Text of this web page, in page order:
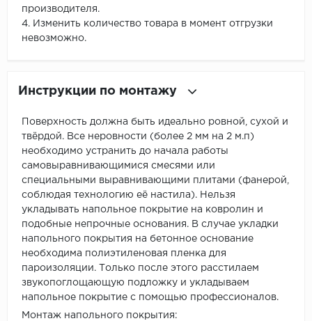
производителя.
4. Изменить количество товара в момент отгрузки
невозможно.
Инструкции по монтажу
Поверхность должна быть идеально ровной, сухой и
твёрдой. Все неровности (более 2 мм на 2 м.п)
необходимо устранить до начала работы
самовыравнивающимися смесями или
специальными выравнивающими плитами (фанерой,
соблюдая технологию её настила). Нельзя
укладывать напольное покрытие на ковролин и
подобные непрочные основания. В случае укладки
напольного покрытия на бетонное основание
необходима полиэтиленовая пленка для
пароизоляции. Только после этого расстилаем
звукопоглощающую подложку и укладываем
напольное покрытие с помощью профессионалов.
Монтаж напольного покрытия: